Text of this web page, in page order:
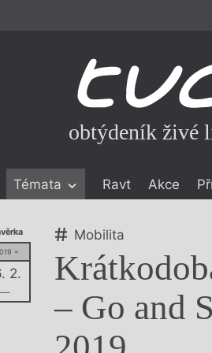
obtýdeník živé
Témata Ravt Akce
=
2.
Mobilita
– Go and